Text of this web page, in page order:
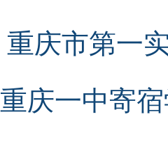
重庆市第一
重庆一中寄